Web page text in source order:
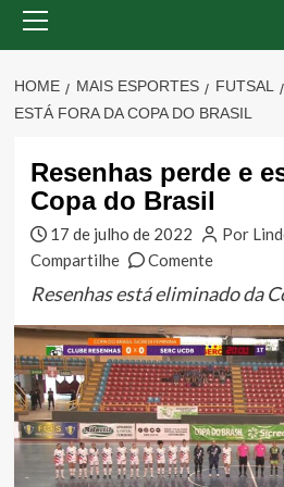
Menu
HOME MAIS ESPORTES FUTSAL
ESTÁ FORA DA COPA DO BRASIL
Resenhas perde e
Copa do Brasil
17 de julho de 2022
Por
Compartilhe
Comente
Resenhas está eliminado da